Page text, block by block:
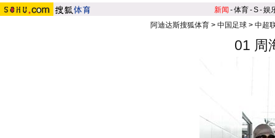
新闻 -体育-S-娱
阿迪达斯搜狐体育 >中国足球 >中超
01 周